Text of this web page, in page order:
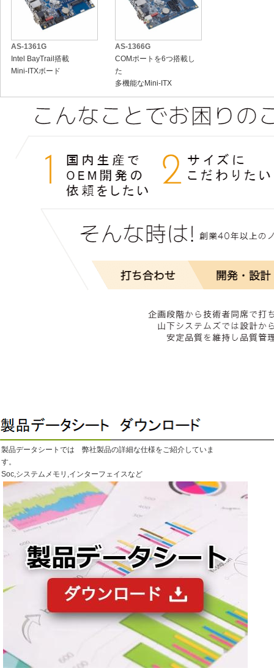
AS-1361G
Intel BayTrail搭載
Mini-ITXボード
AS-1366G
COMポートを6つ搭載し
た
多機能なMini-ITX
製品データシートでは 弊社製品の詳細な仕様をご紹介していま
す。
Soc,システムメモリ,インターフェイスなど